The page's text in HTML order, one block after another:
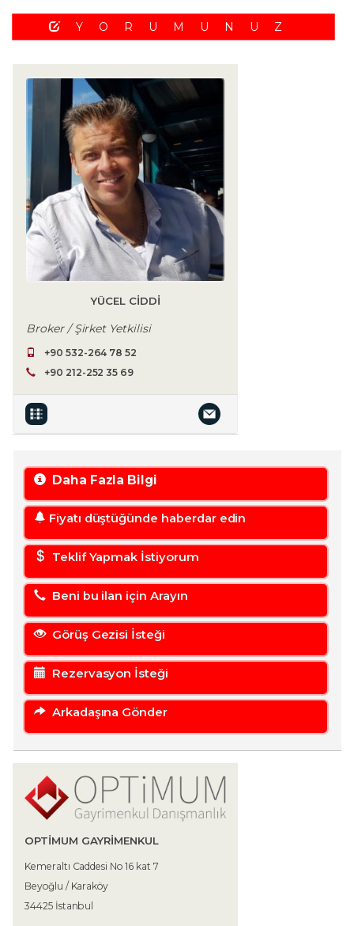
YORUMUNUZ
YÜCEL CIDDI
Broker / Şirket Yetkilisi
+90 532-264 78 52
+90 212-252 35 69
Daha Fazla Bilgi
Fiyatı düştüğünde haberdar edin
Teklif Yapmak İstiyorum
Beni bu ilan için Arayın
Görüş Gezisi İsteği
Rezervasyon İsteği
Arkadaşına Gönder
OPTIMUM GAYRIMENKUL
Kemeraltı Caddesi No 16 kat 7
Beyoğlu / Karaköy
34425 İstanbul